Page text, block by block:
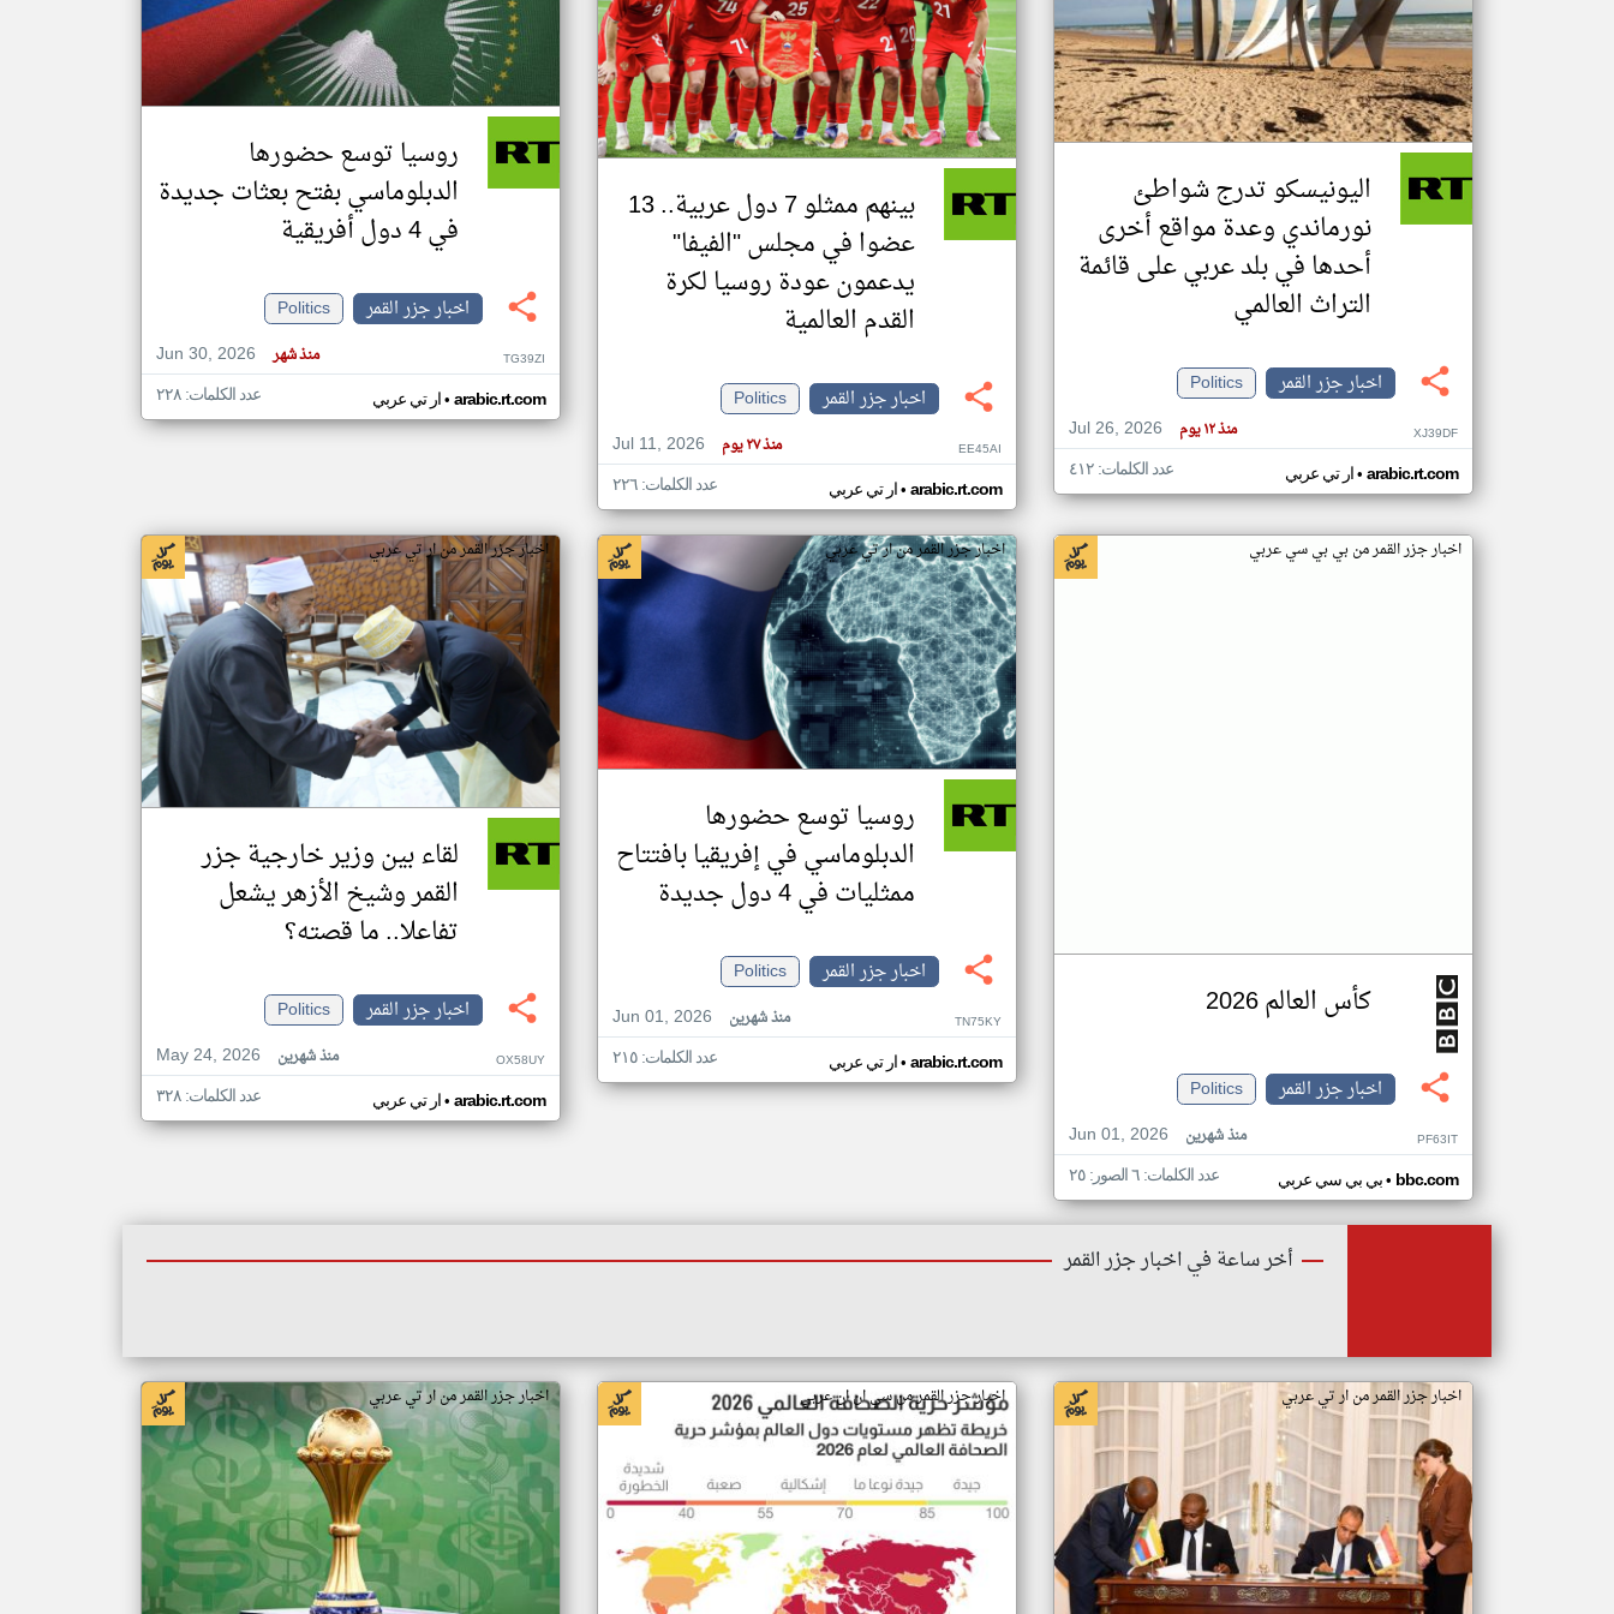
تغيير الدولة
اخبار جزر القمر على مدار الساعة
أهم اخبار جزر القمر العاجلة والمباشرة
اليونيسكو تدرج شواطئ
نورماندي وعدة مواقع أخرى
أحدها في بلد عربي على قائمة
التراث العالمي
اخبار جزر القمر
Politics
Jul 26, 2026
منذ ١٢ يوم XJ39DF
ار تي عربي• arabic.rt.com عدد الكلمات: ٤١٢
بينهم ممثلو 7 دول عربية.. 13
عضوا في مجلس "الفيفا"
يدعمون عودة روسيا لكرة
القدم العالمية
اخبار جزر القمر
Politics
Jul 11, 2026
منذ ٢٧ يوم EE45AI
ار تي عربي• arabic.rt.com عدد الكلمات: ٢٢٦
روسيا توسع حضورها
الدبلوماسي بفتح بعثات جديدة
في 4 دول أفريقية
اخبار جزر القمر
Politics
Jun 30, 2026
منذ شهر TG39ZI
ار تي عربي• arabic.rt.com عدد الكلمات: ٢٢٨
اخبار جزر القمر من بي بي سي عربي
كأس العالم 2026
اخبار جزر القمر
Politics
Jun 01, 2026
منذ شهرين PF63IT
بي بي سي عربي• bbc.com عدد الكلمات: ٦ الصور: ٢٥
اخبار جزر القمر من ار تي عربي
روسيا توسع حضورها
الدبلوماسي في إفريقيا بافتتاح
ممثليات في 4 دول جديدة
اخبار جزر القمر
Politics
Jun 01, 2026
منذ شهرين TN75KY
ار تي عربي• arabic.rt.com عدد الكلمات: ٢١٥
اخبار جزر القمر من ار تي عربي
لقاء بين وزير خارجية جزر
القمر وشيخ الأزهر يشعل
تفاعلا.. ما قصته؟
اخبار جزر القمر
Politics
May 24, 2026
منذ شهرين OX58UY
ار تي عربي• arabic.rt.com عدد الكلمات: ٣٢٨
أخر ساعة في اخبار جزر القمر
اخبار جزر القمر من ار تي عربي اخبار جزر القمر من سي ان ان عربي اخبار جزر القمر من ار تي عربي
klyoum.com